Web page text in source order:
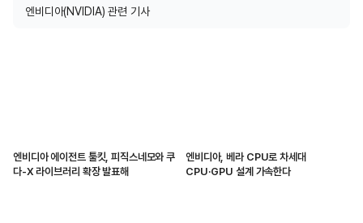
엔비디아(NVIDIA) 관련 기사
엔비디아 에이전트 툴킷, 피직스네모와 쿠
다-X 라이브러리 확장 발표해
엔비디아, 베라 CPU로 차세대
CPU·GPU 설계 가속한다